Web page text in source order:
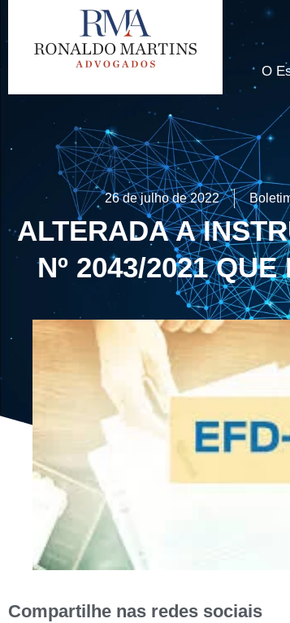
O
26 de julho de 2022
ALTERADA A
Nº 2043/2021
Compartilhe nas redes sociais